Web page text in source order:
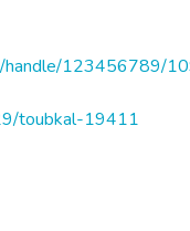
handle/123456789/
toubkal-19411